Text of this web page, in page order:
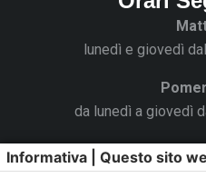
lunedì e giovedì
da lunedì a giovedì
Informativa | Questo sito